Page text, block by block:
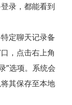
录，都能看到
定聊天记录备
，点击右上角
”选项。系统会
其保存至本地